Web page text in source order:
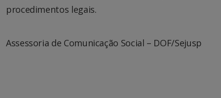
procedimentos legais.
Assessoria de Comunicação Social – DOF/Sejusp